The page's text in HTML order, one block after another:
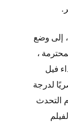
إلى وضع
،
فيل
لدرجة
التحدث